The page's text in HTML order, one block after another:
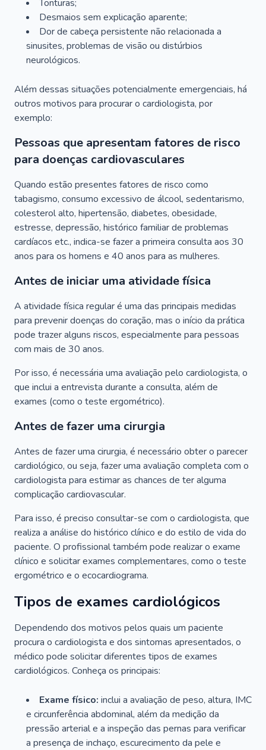
Tonturas;
Desmaios sem explicação aparente;
Dor de cabeça persistente não relacionada a
sinusites, problemas de visão ou distúrbios
neurológicos.
Além dessas situações potencialmente emergenciais, há
outros motivos para procurar o cardiologista, por
exemplo:
Pessoas que apresentam fatores de risco
para doenças cardiovasculares
Quando estão presentes fatores de risco como
tabagismo, consumo excessivo de álcool, sedentarismo,
colesterol alto, hipertensão, diabetes, obesidade,
estresse, depressão, histórico familiar de problemas
cardíacos etc., indica-se fazer a primeira consulta aos 30
anos para os homens e 40 anos para as mulheres.
Antes de iniciar uma atividade física
A atividade física regular é uma das principais medidas
para prevenir doenças do coração, mas o início da prática
pode trazer alguns riscos, especialmente para pessoas
com mais de 30 anos.
Por isso, é necessária uma avaliação pelo cardiologista, o
que inclui a entrevista durante a consulta, além de
exames (como o teste ergométrico).
Antes de fazer uma cirurgia
Antes de fazer uma cirurgia, é necessário obter o parecer
cardiológico, ou seja, fazer uma avaliação completa com o
cardiologista para estimar as chances de ter alguma
complicação cardiovascular.
Para isso, é preciso consultar-se com o cardiologista, que
realiza a análise do histórico clínico e do estilo de vida do
paciente. O profissional também pode realizar o exame
clínico e solicitar exames complementares, como o teste
ergométrico e o ecocardiograma.
Tipos de exames cardiológicos
Dependendo dos motivos pelos quais um paciente
procura o cardiologista e dos sintomas apresentados, o
médico pode solicitar diferentes tipos de exames
cardiológicos. Conheça os principais:
Exame físico: inclui a avaliação de peso, altura, IMC
e circunferência abdominal, além da medição da
pressão arterial e a inspeção das pernas para verificar
a presença de inchaço, escurecimento da pele e